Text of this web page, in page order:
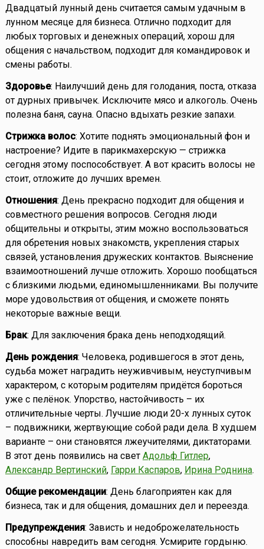
Двадцатый лунный день считается самым удачным в
лунном месяце для бизнеса. Отлично подходит для
любых торговых и денежных операций, хорош для
общения с начальством, подходит для командировок и
смены работы.
Здоровье: Наилучший день для голодания, поста, отказа
от дурных привычек. Исключите мясо и алкоголь. Очень
полезна баня, сауна. Опасно вдыхать резкие запахи.
Стрижка волос: Хотите поднять эмоциональный фон и
настроение? Идите в парикмахерскую — стрижка
сегодня этому поспособствует. А вот красить волосы не
стоит, отложите до лучших времен.
Отношения: День прекрасно подходит для общения и
совместного решения вопросов. Сегодня люди
общительны и открыты, этим можно воспользоваться
для обретения новых знакомств, укрепления старых
связей, установления дружеских контактов. Выяснение
взаимоотношений лучше отложить. Хорошо пообщаться
с близкими людьми, единомышленниками. Вы получите
море удовольствия от общения, и сможете понять
некоторые важные вещи.
Брак: Для заключения брака день неподходящий.
День рождения: Человека, родившегося в этот день,
судьба может наградить неуживчивым, неуступчивым
характером, с которым родителям придётся бороться
уже с пелёнок. Упорство, настойчивость – их
отличительные черты. Лучшие люди 20-х лунных суток
– подвижники, жертвующие собой ради дела. В худшем
варианте – они становятся лжеучителями, диктаторами.
В этот день появились на свет Адольф Гитлер,
Александр Вертинский, Гарри Каспаров, Ирина Роднина.
Общие рекомендации: День благоприятен как для
бизнеса, так и для общения, домашних дел и переезда.
Предупреждения: Зависть и недоброжелательность
способны навредить вам сегодня. Усмирите гордыню.